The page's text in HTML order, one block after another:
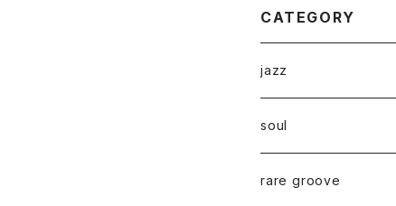
CATEGORY
jazz
soul
rare groove